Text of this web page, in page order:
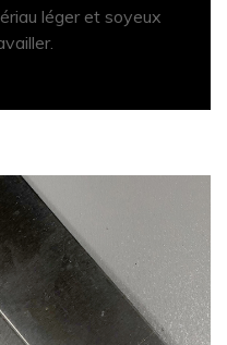
léger et soyeux